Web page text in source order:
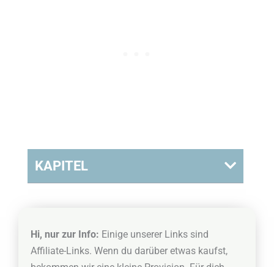
KAPITEL
Hi, nur zur Info: Einige unserer Links sind
Affiliate-Links. Wenn du darüber etwas kaufst,